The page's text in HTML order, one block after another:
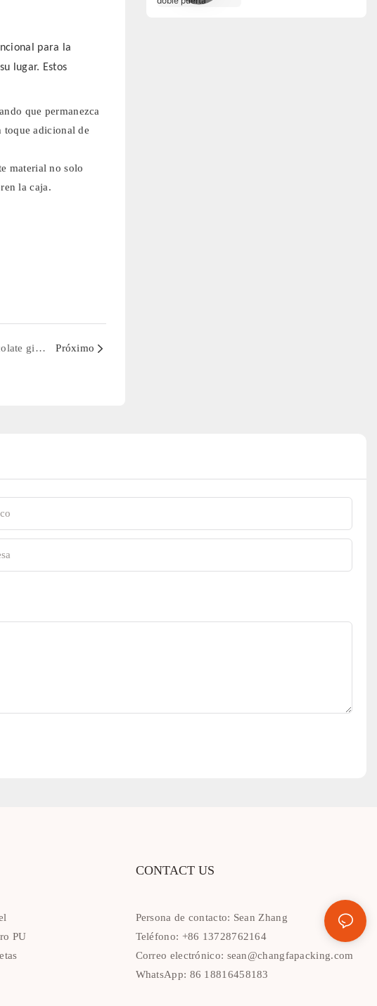
para la
lugar. Estos
que permanezca
toque adicional de
material no solo
la caja.
Elevate Your Brand with Our Custom Chocolate gift Boxes and Bags packaging Próximo
PU
CONTACT US
Persona de contacto: Sean Zhang
Teléfono: +86 13728762164
Correo electrónico: sean@changfapacking.com
WhatsApp: 86 18816458183